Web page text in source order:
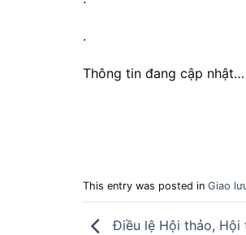
.
Thông tin đang cập nhật…
This entry was posted in Giao
Điều lệ Hội thảo, Hội